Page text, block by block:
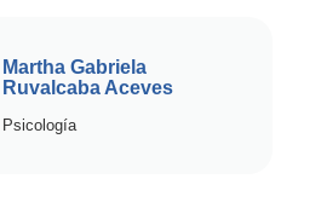
Martha Gabriela
Ruvalcaba Aceves
Psicología